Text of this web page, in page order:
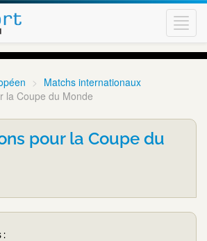
Matchs internationaux
la Coupe du Monde
pour la Coupe du
: